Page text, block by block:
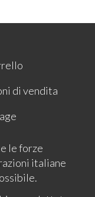
di vendita
le forze
italiane